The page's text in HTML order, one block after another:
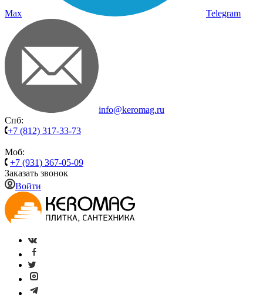
Max Telegram
info@keromag.ru
Спб:
+7 (812) 317-33-73
Моб:
+7 (931) 367-05-09
Заказать звонок
Войти